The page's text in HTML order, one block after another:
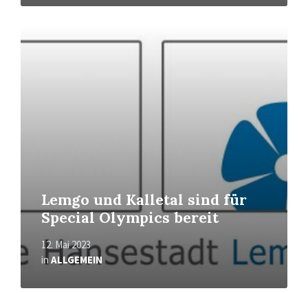
Lemgo und Kalletal sind für
Special Olympics bereit
12. Mai 2023
in ALLGEMEIN
erfahren